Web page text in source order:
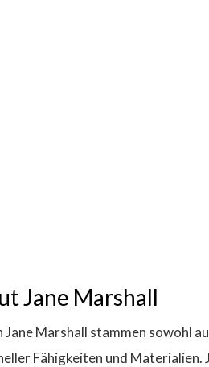
Jane Marshall
Marshall stammen sowohl
Fähigkeiten und